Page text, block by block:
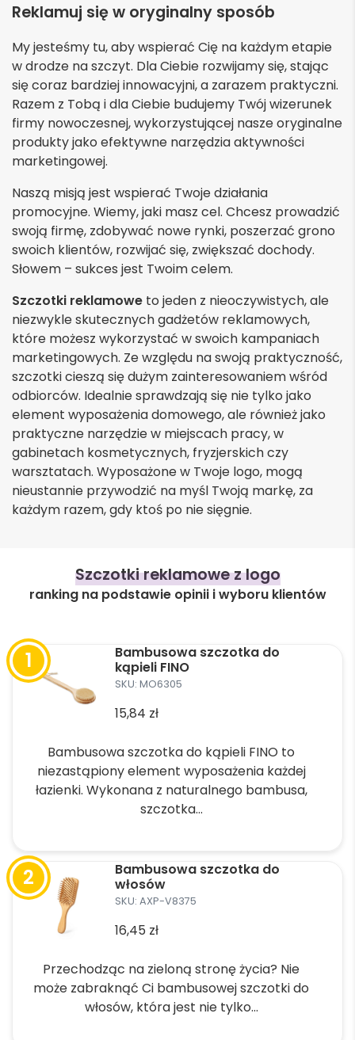
Reklamuj się w oryginalny sposób
My jesteśmy tu, aby wspierać Cię na każdym etapie
w drodze na szczyt. Dla Ciebie rozwijamy się, stając
się coraz bardziej innowacyjni, a zarazem praktyczni.
Razem z Tobą i dla Ciebie budujemy Twój wizerunek
firmy nowoczesnej, wykorzystującej nasze oryginalne
produkty jako efektywne narzędzia aktywności
marketingowej.
Naszą misją jest wspierać Twoje działania
promocyjne. Wiemy, jaki masz cel. Chcesz prowadzić
swoją firmę, zdobywać nowe rynki, poszerzać grono
swoich klientów, rozwijać się, zwiększać dochody.
Słowem – sukces jest Twoim celem.
Szczotki reklamowe to jeden z nieoczywistych, ale
niezwykle skutecznych gadżetów reklamowych,
które możesz wykorzystać w swoich kampaniach
marketingowych. Ze względu na swoją praktyczność,
szczotki cieszą się dużym zainteresowaniem wśród
odbiorców. Idealnie sprawdzają się nie tylko jako
element wyposażenia domowego, ale również jako
praktyczne narzędzie w miejscach pracy, w
gabinetach kosmetycznych, fryzjerskich czy
warsztatach. Wyposażone w Twoje logo, mogą
nieustannie przywodzić na myśl Twoją markę, za
każdym razem, gdy ktoś po nie sięgnie.
Szczotki reklamowe z logo
ranking na podstawie opinii i wyboru klientów
Bambusowa szczotka do
kąpieli FINO
SKU: MO6305
15,84 zł
Bambusowa szczotka do kąpieli FINO to
niezastąpiony element wyposażenia każdej
łazienki. Wykonana z naturalnego bambusa,
szczotka...
ma
wiele
wybrać
na
stronie
Bambusowa szczotka do
włosów
SKU: AXP-V8375
16,45 zł
Przechodząc na zieloną stronę życia? Nie
może zabraknąć Ci bambusowej szczotki do
włosów, która jest nie tylko...